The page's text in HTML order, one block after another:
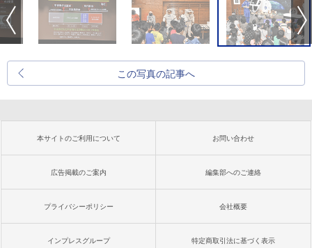
この写真の記事へ
本サイトのご利用について お問い合わせ
広告掲載のご案内 編集部へのご連絡
プライバシーポリシー 会社概要
インプレスグループ 特定商取引法に基づく表示